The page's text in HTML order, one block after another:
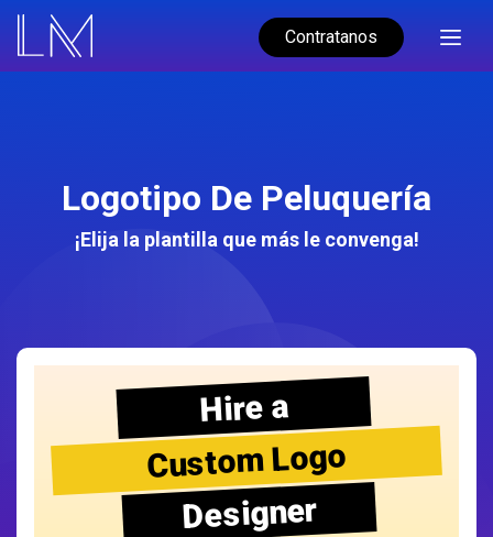
Contratanos
Logotipo De Peluquería
¡Elija la plantilla que más le convenga!
Hire a
Custom Logo
Designer